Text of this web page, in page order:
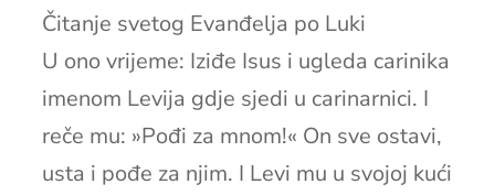
Čitanje svetog Evanđelja po Luki
U ono vrijeme: Iziđe Isus i ugleda carinika
imenom Levija gdje sjedi u carinarnici. I
reče mu: »Pođi za mnom!« On sve ostavi,
usta i pođe za njim. I Levi mu u svojoj kući